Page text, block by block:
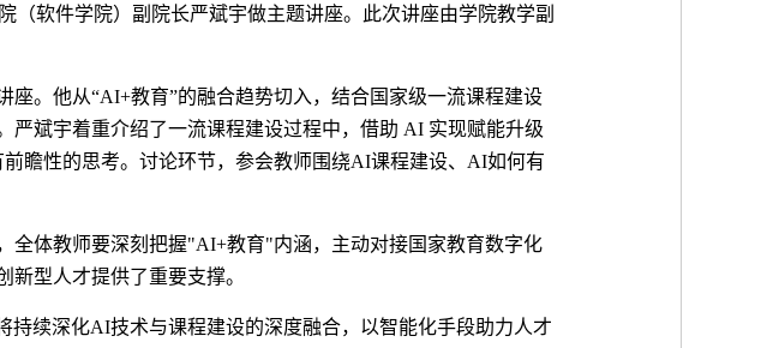
（软件学院）副院长严斌宇做主题讲座。此次讲座由学院教学副
座。他从“AI+教育”的融合趋势切入，结合国家级一流课程建设
严斌宇着重介绍了一流课程建设过程中，借助 AI 实现赋能升级
瞻性的思考。讨论环节，参会教师围绕AI课程建设、 AI如何有
全体教师要深刻把握"AI+教育"内涵，主动对接国家教育数字化
型人才提供了重要支撑。
持续深化AI技术与课程建设的深度融合，以智能化手段助力人才